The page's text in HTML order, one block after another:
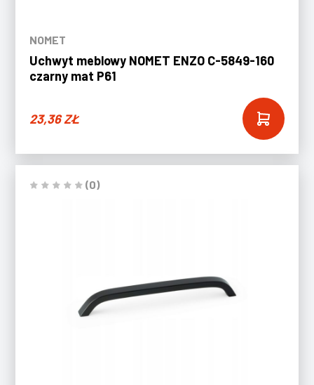
NOMET
Uchwyt meblowy NOMET ENZO C-5849-160
czarny mat P61
23,36ZŁ
(0)